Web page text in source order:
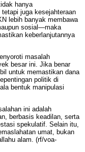
hanya
juga kesejahteraan
lebih banyak membawa
sosial—maka
keberlanjutannya
masalah
besar ini. Jika benar
untuk memastikan dana
politik di
bentuk manipulasi
ini adalah
berbasis keadilan, serta
spekulatif. Selain itu,
umat, bukan
alam. (rf/voa-